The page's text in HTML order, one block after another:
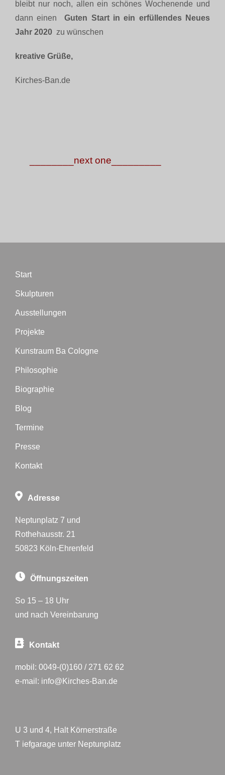
bleibt nur noch, allen ein schönes Wochenende und
dann einen Guten Start in ein erfüllendes Neues
Jahr 2020 zu wünschen
kreative Grüße,
Kirches-Ban.de
________next one_________
Start
Skulpturen
Ausstellungen
Projekte
Kunstraum Ba Cologne
Philosophie
Biographie
Blog
Termine
Presse
Kontakt
Adresse
Neptunplatz 7 und
Rothehausstr. 21
50823 Köln-Ehrenfeld
Öffnungszeiten
So 15 – 18 Uhr
und nach Vereinbarung
Kontakt
mobil: 0049-(0)160 / 271 62 62
e-mail: info@Kirches-Ban.de
U 3 und 4, Halt Körnerstraße
T iefgarage unter Neptunplatz